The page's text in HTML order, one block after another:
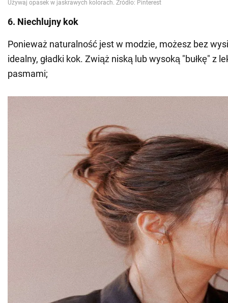
6. Niechlujny kok
Ponieważ naturalność jest w modzie, możesz bez
idealny, gładki kok. Zwiąż niską lub wysoką "bułkę" z
pasmami;